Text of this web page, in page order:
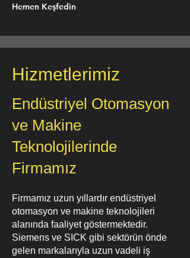
Hemen Keşfedin
Hizmetlerimiz
Endüstriyel Otomasyon
ve Makine
Teknolojilerinde
Firmamız
Firmamız uzun yıllardır endüstriyel
otomasyon ve makine teknolojileri
alanında faaliyet göstermektedir.
Siemens ve SICK gibi sektörün önde
gelen markalarıyla uzun vadeli iş